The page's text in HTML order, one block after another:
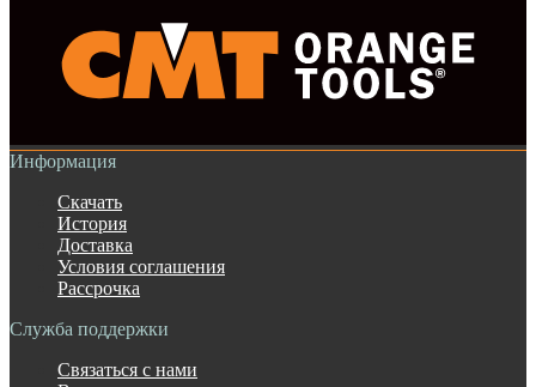
Информация
Скачать
История
Доставка
Условия соглашения
Рассрочка
Служба поддержки
Связаться с нами